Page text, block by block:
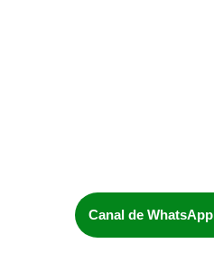
Canal de